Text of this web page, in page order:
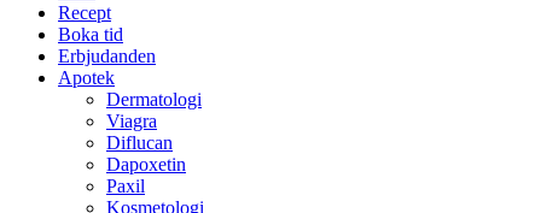
Recept
Boka tid
Erbjudanden
Apotek
Dermatologi
Viagra
Diflucan
Dapoxetin
Paxil
Kosmetologi